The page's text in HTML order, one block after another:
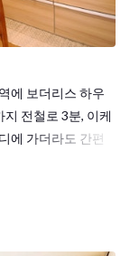
에 보더리스 하우
전철로 3분, 이케
에 가더라도 간편
서도 주변은 한적
니다. 하우스 근처의